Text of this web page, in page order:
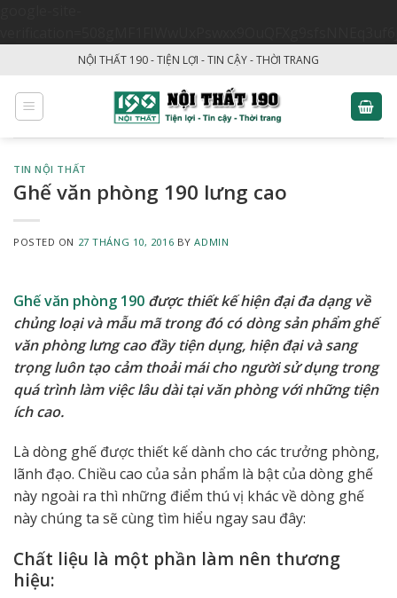
content
NỘI THẤT 190 - TIỆN LỢI - TIN CẬY - THỜI TRANG
TIN NỘI THẤT
Ghế văn phòng 190 lưng cao
POSTED ON 27 THÁNG 10, 2016 BYADMIN
Ghế văn phòng 190 được thiết kế hiện đại đa dạng về
chủng loại và mẫu mã trong đó có dòng sản phẩm ghế
văn phòng lưng cao đầy tiện dụng, hiện đại và sang
trọng luôn tạo cảm thoải mái cho người sử dụng trong
quá trình làm việc lâu dài tại văn phòng với những tiện
ích cao.
Là dòng ghế được thiết kế dành cho các trưởng phòng,
lãnh đạo. Chiều cao của sản phẩm là bật của dòng ghế
này ngoài ra thì những điểm thú vị khác về dòng ghế
này chúng ta sẽ cùng tìm hiểu ngay sau đây:
Chất liệu là một phần làm nên thương
hiệu: